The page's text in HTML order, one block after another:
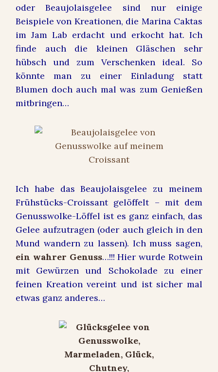
oder Beaujolaisgelee sind nur einige
Beispiele von Kreationen, die Marina Caktas
im Jam Lab erdacht und erkocht hat. Ich
finde auch die kleinen Gläschen sehr
hübsch und zum Verschenken ideal. So
könnte man zu einer Einladung statt
Blumen doch auch mal was zum Genießen
mitbringen…
Ich habe das Beaujolaisgelee zu meinem
Frühstücks-Croissant gelöffelt – mit dem
Genusswolke-Löffel ist es ganz einfach, das
Gelee aufzutragen (oder auch gleich in den
Mund wandern zu lassen). Ich muss sagen,
ein wahrer Genuss…!!! Hier wurde Rotwein
mit Gewürzen und Schokolade zu einer
feinen Kreation vereint und ist sicher mal
etwas ganz anderes…